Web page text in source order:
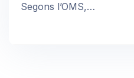
Segons l’OMS,…